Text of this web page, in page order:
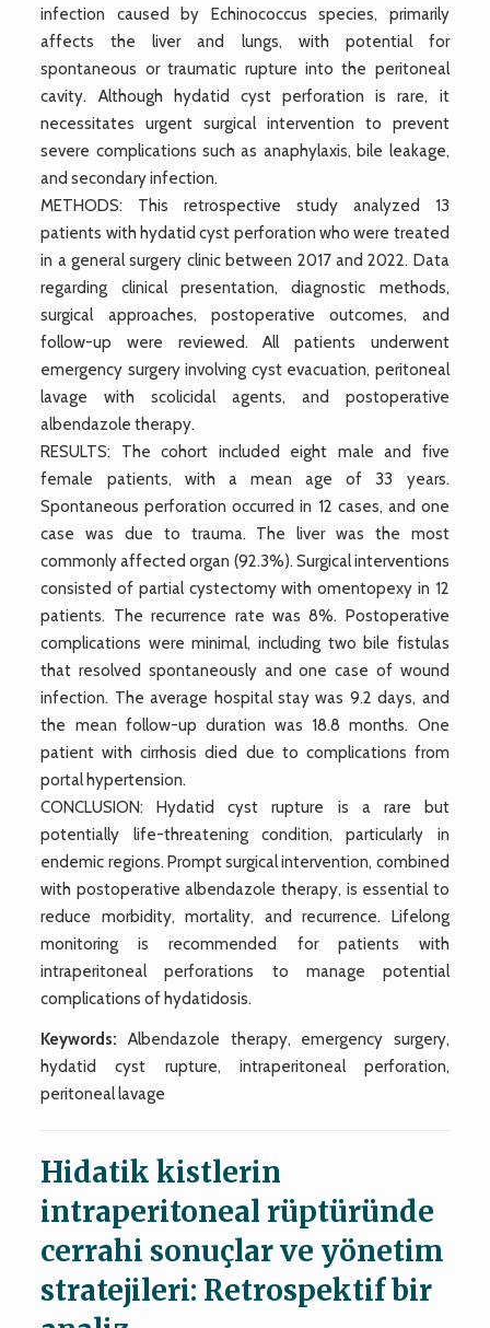
infection caused by Echinococcus species, primarily
affects the liver and lungs, with potential for
spontaneous or traumatic rupture into the peritoneal
cavity. Although hydatid cyst perforation is rare, it
necessitates urgent surgical intervention to prevent
severe complications such as anaphylaxis, bile leakage,
and secondary infection.
METHODS: This retrospective study analyzed 13
patients with hydatid cyst perforation who were treated
in a general surgery clinic between 2017 and 2022. Data
regarding clinical presentation, diagnostic methods,
surgical approaches, postoperative outcomes, and
follow-up were reviewed. All patients underwent
emergency surgery involving cyst evacuation, peritoneal
lavage with scolicidal agents, and postoperative
albendazole therapy.
RESULTS: The cohort included eight male and five
female patients, with a mean age of 33 years.
Spontaneous perforation occurred in 12 cases, and one
case was due to trauma. The liver was the most
commonly affected organ (92.3%). Surgical interventions
consisted of partial cystectomy with omentopexy in 12
patients. The recurrence rate was 8%. Postoperative
complications were minimal, including two bile fistulas
that resolved spontaneously and one case of wound
infection. The average hospital stay was 9.2 days, and
the mean follow-up duration was 18.8 months. One
patient with cirrhosis died due to complications from
portal hypertension.
CONCLUSION: Hydatid cyst rupture is a rare but
potentially life-threatening condition, particularly in
endemic regions. Prompt surgical intervention, combined
with postoperative albendazole therapy, is essential to
reduce morbidity, mortality, and recurrence. Lifelong
monitoring is recommended for patients with
intraperitoneal perforations to manage potential
complications of hydatidosis.
Keywords: Albendazole therapy, emergency surgery,
hydatid cyst rupture, intraperitoneal perforation,
peritoneal lavage
Hidatik kistlerin
intraperitoneal rüptüründe
cerrahi sonuçlar ve yönetim
stratejileri: Retrospektif bir